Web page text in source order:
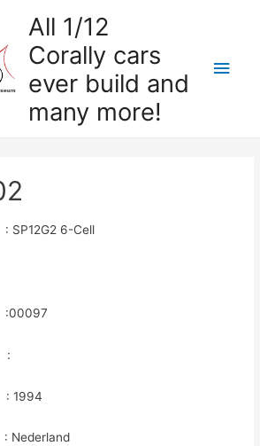
All 1/12
Corally cars
ever build and
many more!
6-Cell